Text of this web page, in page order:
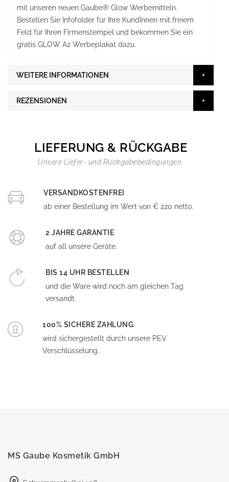
mit unseren neuen Gaube® Glow Werbemitteln.
Bestellen Sie Infofolder für Ihre KundInnen mit freiem
Feld für Ihren Firmenstempel und bekommen Sie ein
gratis GLOW A2 Werbeplakat dazu.
WEITERE INFORMATIONEN
REZENSIONEN
LIEFERUNG & RÜCKGABE
Unsere Liefer- und Rückgabebedingungen.
VERSANDKOSTENFREI
ab einer Bestellung im Wert von € 220 netto.
2 JAHRE GARANTIE
auf all unsere Geräte.
BIS 14 UHR BESTELLEN
und die Ware wird noch am gleichen Tag
versandt.
100% SICHERE ZAHLUNG
wird sichergestellt durch unsere PEV
Verschlüsselung.
MS Gaube Kosmetik GmbH